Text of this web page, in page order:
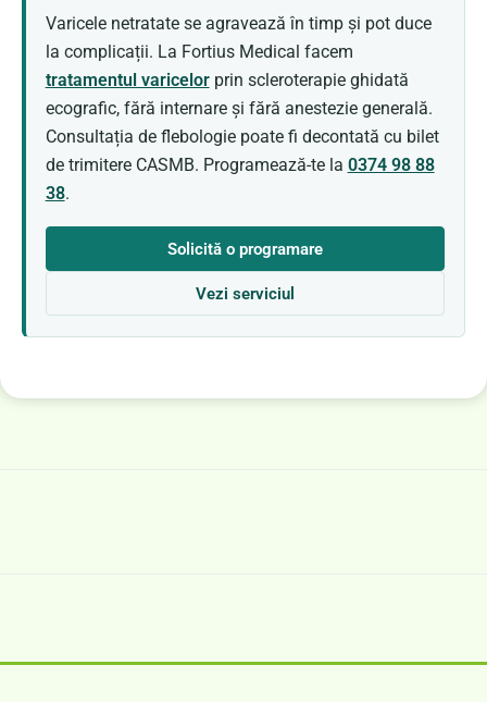
Varicele netratate se agravează în timp și pot duce
la complicații. La Fortius Medical facem
tratamentul varicelorprin scleroterapie ghidată
ecografic, fără internare și fără anestezie generală.
Consultația de flebologie poate fi decontată cu bilet
de trimitere CASMB. Programează-te la 0374 98 88
38.
Solicită o programare
Vezi serviciul